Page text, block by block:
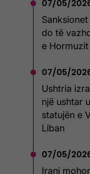
07/05/2026
do të
e Hormuzit
07/05/
Ushtria
një ushtar
statujën e
Liban
07/05/2026
Irani